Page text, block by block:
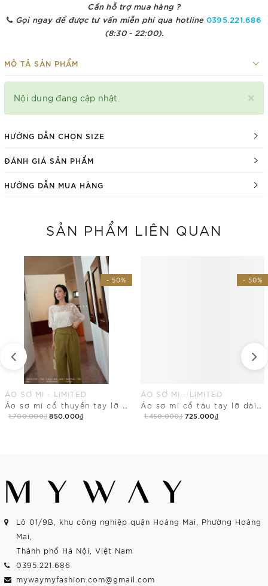
Cần hỗ trợ mua hàng ?
Gọi ngay để được tư vấn miễn phí qua hotline 0395.221.686
(8:30 - 22:00).
MÔ TẢ SẢN PHẨM
×
Nội dung đang cập nhật.
HƯỚNG DẪN CHỌN SIZE
ĐÁNH GIÁ SẢN PHẨM
HƯỚNG DẪN MUA HÀNG
SẢN PHẨM LIÊN QUAN
- 50%
ÁO SƠ MI - LIMITED
1.700.000₫ 850.000₫
- 50%
ÁO SƠ MI - LIMITED
1.450.000₫ 725.000₫
Lô 01/9B, khu công nghiệp quận Hoàng Mai, Phường Hoàng
Mai,
Thành phố Hà Nội, Việt Nam
0395.221.686
mywaymyfashion.com@gmail.com